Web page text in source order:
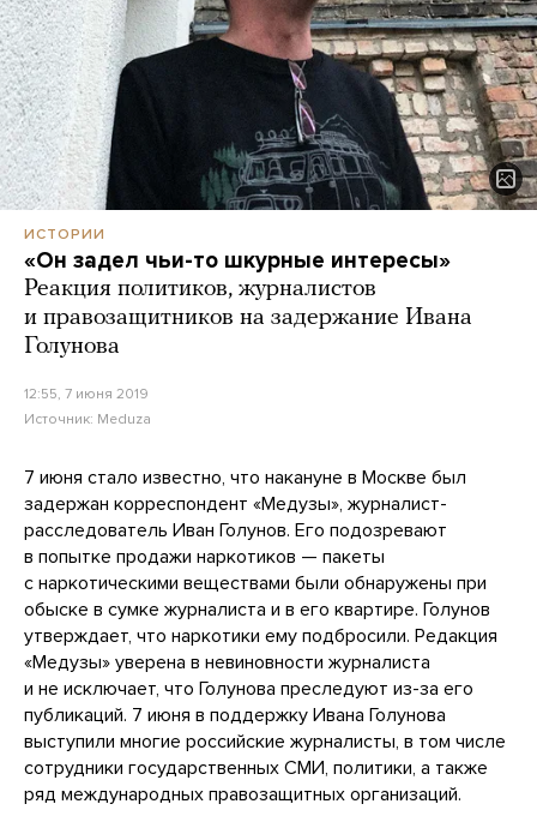
ИСТОРИИ
«Он задел чьи-то шкурные интересы»
Реакция политиков, журналистов
и правозащитников на задержание Ивана
Голунова
12:55, 7 июня 2019
Источник: Meduza
7 июня стало известно, что накануне в Москве был
задержан корреспондент «Медузы», журналист-
расследователь Иван Голунов. Его подозревают
в попытке продажи наркотиков — пакеты
с наркотическими веществами были обнаружены при
обыске в сумке журналиста и в его квартире. Голунов
утверждает, что наркотики ему подбросили. Редакция
«Медузы» уверена в невиновности журналиста
и не исключает, что Голунова преследуют из-за его
публикаций. 7 июня в поддержку Ивана Голунова
выступили многие российские журналисты, в том числе
сотрудники государственных СМИ, политики, а также
ряд международных правозащитных организаций.